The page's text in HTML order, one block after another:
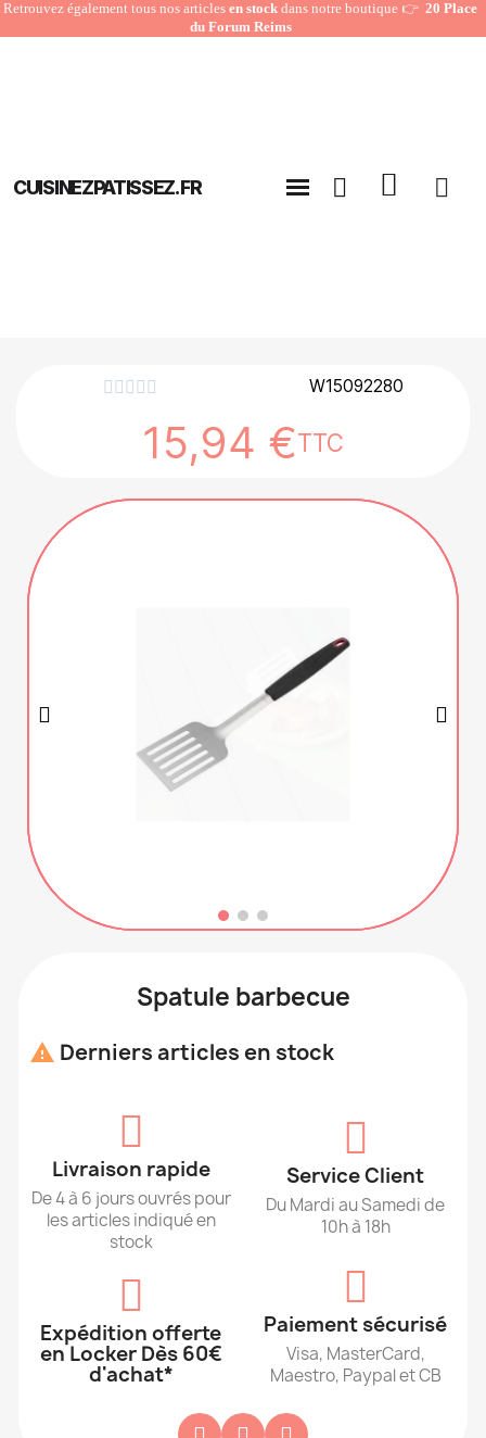
Retrouvez également tous nos articles en stock dans notre boutique 👉20 Place
du Forum Reims
CUISINEZPATISSEZ.FR
     W15092280
15,94 €TTC
Spatule barbecue
 Derniers articles en stock
Livraison rapide
De 4 à 6 jours ouvrés pour
les articles indiqué en
stock
Expédition offerte
en Locker Dès 60€
d'achat*
Service Client
Du Mardi au Samedi de
10h à 18h
Paiement sécurisé
Visa, MasterCard,
Maestro, Paypal et CB